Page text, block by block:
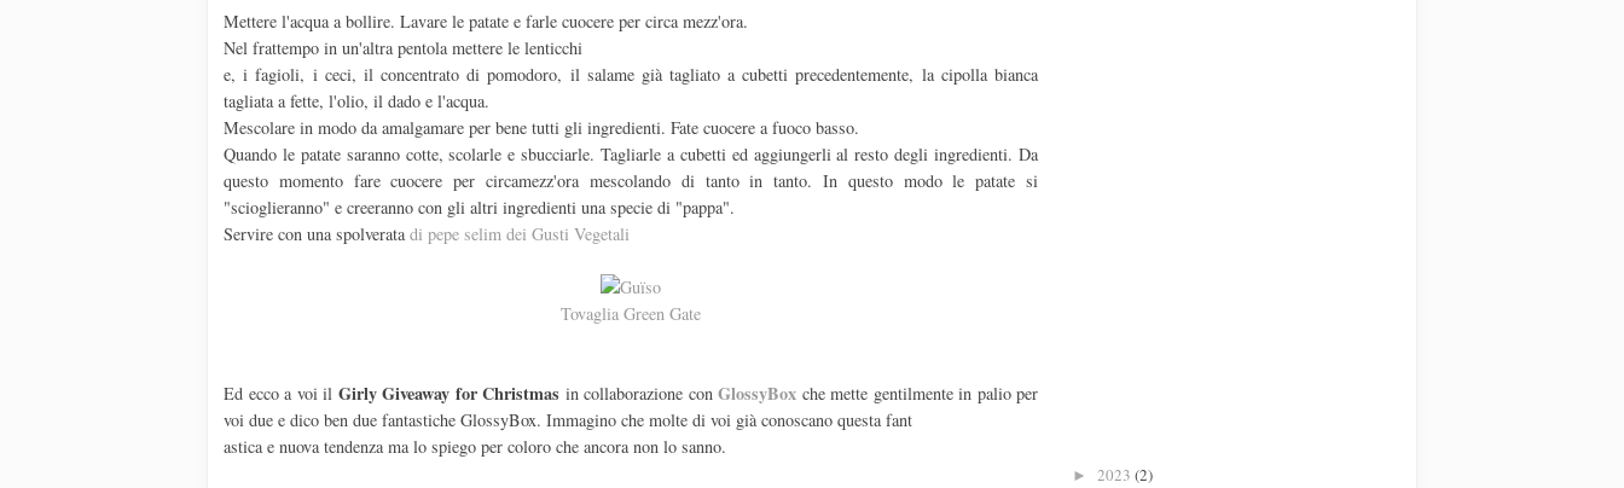
Mettere l'acqua a bollire. Lavare le patate e farle cuocere per circa mezz'ora.
Nel frattempo in un'altra pentola mettere le lenticchi
e, i fagioli, i ceci, il concentrato di pomodoro, il salame già tagliato a cubetti precedentemente, la cipolla bianca
tagliata a fette, l'olio, il dado e l'acqua.
Mescolare in modo da amalgamare per bene tutti gli ingredienti. Fate cuocere a fuoco basso.
Quando le patate saranno cotte, scolarle e sbucciarle. Tagliarle a cubetti ed aggiungerli al resto degli ingredienti. Da
questo momento fare cuocere per circamezz'ora mescolando di tanto in tanto. In questo modo le patate si
"scioglieranno" e creeranno con gli altri ingredienti una specie di "pappa".
Servire con una spolveratadi pepe selim dei Gusti Vegetali
Tovaglia Green Gate
Ed ecco a voi il Girly Giveaway for Christmas in collaborazione con GlossyBox che mette gentilmente in palio per
voi due e dico ben due fantastiche GlossyBox. Immagino che molte di voi già conoscano questa fant
astica e nuova tendenza ma lo spiego per coloro che ancora non lo sanno.
► 2023 (2)